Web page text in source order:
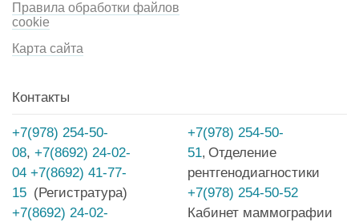
Правила обработки файлов
cookie
Карта сайта
Контакты
+7(978) 254-50-
08, +7(8692) 24-02-
04 +7(8692) 41-77-
15 (Регистратура)
+7(8692) 24-02-
+7(978) 254-50-
51, Отделение
рентгенодиагностики
+7(978) 254-50-52
Кабинет маммографии